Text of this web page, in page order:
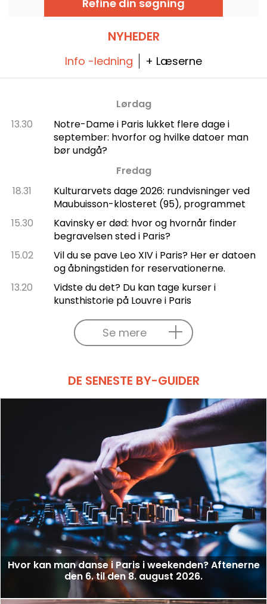
næsten i vandet, før man vender tilbage til
hverdagen.
Refine din søgning
NYHEDER
Info -ledning + Læserne
Lørdag
13.30
Notre-Dame i Paris lukket flere dage i
september: hvorfor og hvilke datoer man
bør undgå?
Fredag
18.31
Kulturarvets dage 2026: rundvisninger ved
Maubuisson-klosteret (95), programmet
15.30
Kavinsky er død: hvor og hvornår finder
begravelsen sted i Paris?
15.02
Vil du se pave Leo XIV i Paris? Her er datoen
og åbningstiden for reservationerne.
13.20
Vidste du det? Du kan tage kurser i
kunsthistorie på Louvre i Paris
Se mere
DE SENESTE BY-GUIDER
Hvor kan man danse i Paris i weekenden? Aftenerne
den 6. til den 8. august 2026.